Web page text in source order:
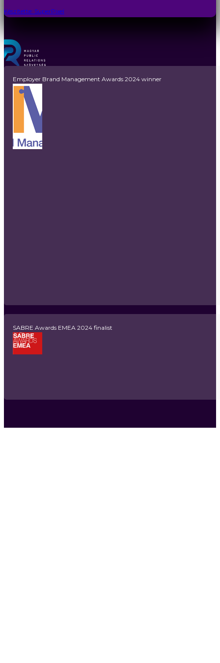
Készítette: SuperPixel
Employer Brand Management Awards 2024 winner
SABRE Awards EMEA 2024 finalist